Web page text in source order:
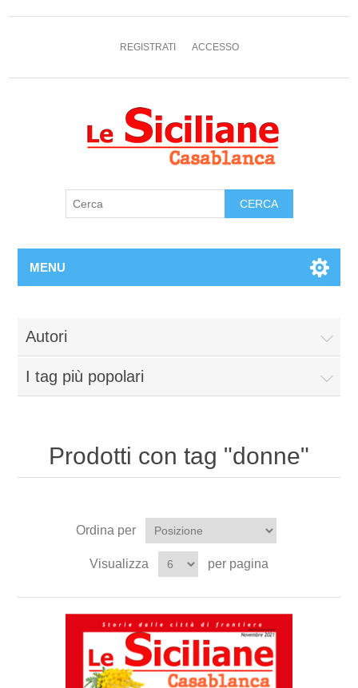
REGISTRATI ACCESSO
MENU
Autori
I tag più popolari
Prodotti con tag "donne"
Ordina per
Visualizza per pagina